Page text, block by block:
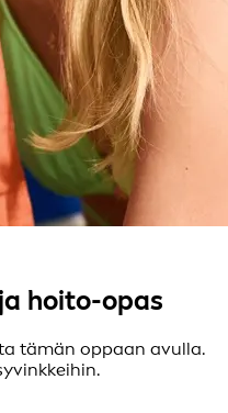
hoito-opas
tämän oppaan avulla.